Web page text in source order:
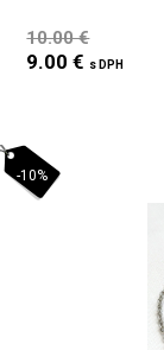
10.00 €
9.00 € s DPH
-10%